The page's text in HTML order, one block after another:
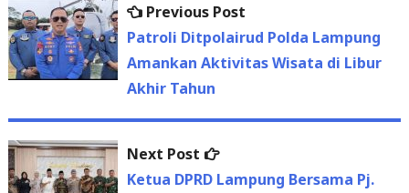
Post
navigation
Previous Post
post:
Patroli Ditpolairud Polda Lampung
Amankan Aktivitas Wisata di Libur
Akhir Tahun
Next Post
Next
post:
Ketua DPRD Lampung Bersama Pj.